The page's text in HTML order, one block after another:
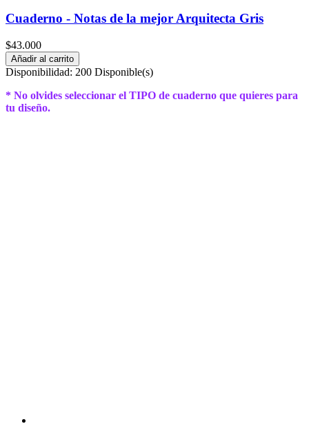
Cuaderno - Notas de la mejor Arquitecta Gris
$43.000
Añadir al carrito
Disponibilidad: 200 Disponible(s)
* No olvides seleccionar el TIPO de cuaderno que quieres para
tu diseño.